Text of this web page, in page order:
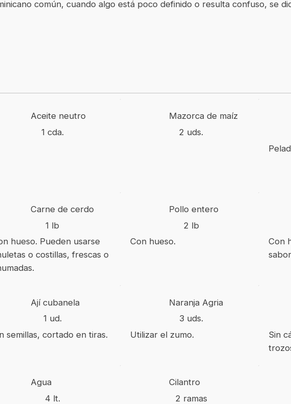
común, cuando algo está poco definido o resulta confuso, se
Aceite neutro
1 cda.
Mazorca de maíz
2 uds.
Carne de cerdo
1 lb
hueso. Pueden usarse
o costillas, frescas o
Pollo entero
2 lb
Con hueso.
Con
Ají cubanela
1 ud.
semillas, cortado en tiras.
Naranja Agria
3 uds.
Utilizar el zumo.
Sin
Agua
4 lt.
Cilantro
2 ramas